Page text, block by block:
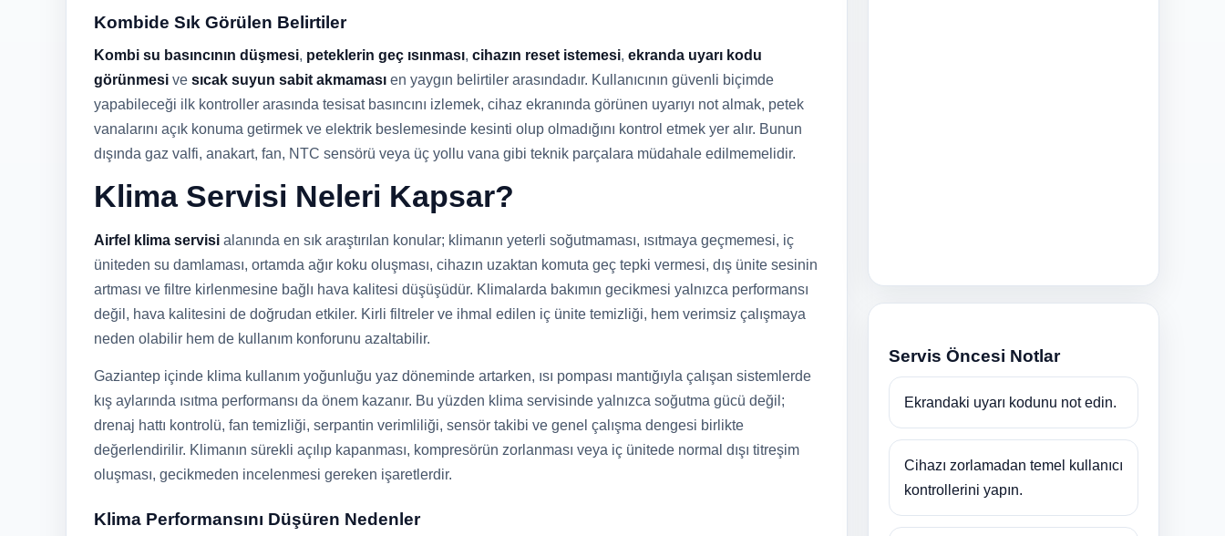
Kombide Sık Görülen Belirtiler
Kombi su basıncının düşmesi, peteklerin geç ısınması, cihazın reset istemesi, ekranda uyarı kodu
görünmesi ve sıcak suyun sabit akmaması en yaygın belirtiler arasındadır. Kullanıcının güvenli biçimde
yapabileceği ilk kontroller arasında tesisat basıncını izlemek, cihaz ekranında görünen uyarıyı not almak, petek
vanalarını açık konuma getirmek ve elektrik beslemesinde kesinti olup olmadığını kontrol etmek yer alır. Bunun
dışında gaz valfi, anakart, fan, NTC sensörü veya üç yollu vana gibi teknik parçalara müdahale edilmemelidir.
Klima Servisi Neleri Kapsar?
Airfel klima servisi alanında en sık araştırılan konular; klimanın yeterli soğutmaması, ısıtmaya geçmemesi, iç
üniteden su damlaması, ortamda ağır koku oluşması, cihazın uzaktan komuta geç tepki vermesi, dış ünite sesinin
artması ve filtre kirlenmesine bağlı hava kalitesi düşüşüdür. Klimalarda bakımın gecikmesi yalnızca performansı
değil, hava kalitesini de doğrudan etkiler. Kirli filtreler ve ihmal edilen iç ünite temizliği, hem verimsiz çalışmaya
neden olabilir hem de kullanım konforunu azaltabilir.
Gaziantep içinde klima kullanım yoğunluğu yaz döneminde artarken, ısı pompası mantığıyla çalışan sistemlerde
kış aylarında ısıtma performansı da önem kazanır. Bu yüzden klima servisinde yalnızca soğutma gücü değil;
drenaj hattı kontrolü, fan temizliği, serpantin verimliliği, sensör takibi ve genel çalışma dengesi birlikte
değerlendirilir. Klimanın sürekli açılıp kapanması, kompresörün zorlanması veya iç ünitede normal dışı titreşim
oluşması, gecikmeden incelenmesi gereken işaretlerdir.
Klima Performansını Düşüren Nedenler
Servis Öncesi Notlar
Ekrandaki uyarı kodunu not edin.
Cihazı zorlamadan temel kullanıcı
kontrollerini yapın.